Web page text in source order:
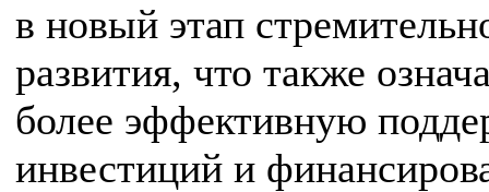
в новый этап
развития, что также
более эффективную
инвестиций и